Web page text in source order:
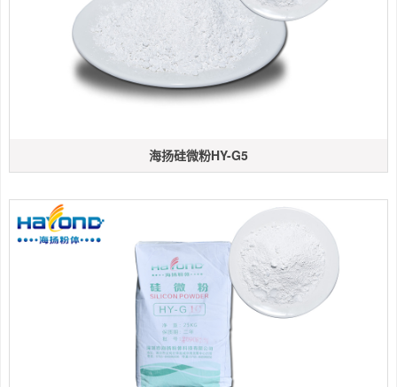
海扬硅微粉HY-G5